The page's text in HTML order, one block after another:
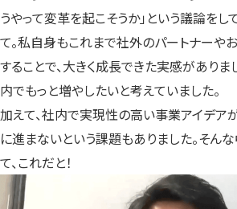
うやって変革を起こそうか」という議論を
て。私自身もこれまで社外のパートナーや
することで、大きく成長できた実感がありま
内でもっと増やしたいと考えていました。
加えて、社内で実現性の高い事業アイデア
に進まないという課題もありました。そ
て、これだと！